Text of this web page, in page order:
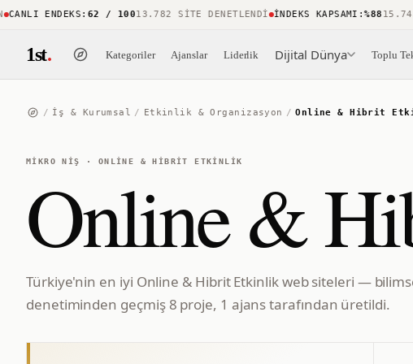
ENDEKS:62 / 10013.782 SITE DENETLENDI İNDEKS KAPSAMI:%8815.743
1st. Kategoriler Ajanslar Liderlik Dijital Dünya Toplu
/ İş & Kurumsal / Etkinlik & Organizasyon / Online & Hibrit
MIKRO NIŞ · ONLINE & HIBRIT ETKINLIK
Online &
Türkiye'nin en iyi Online & Hibrit Etkinlik web siteleri —
denetiminden geçmiş 8 proje, 1 ajans tarafından üretildi.